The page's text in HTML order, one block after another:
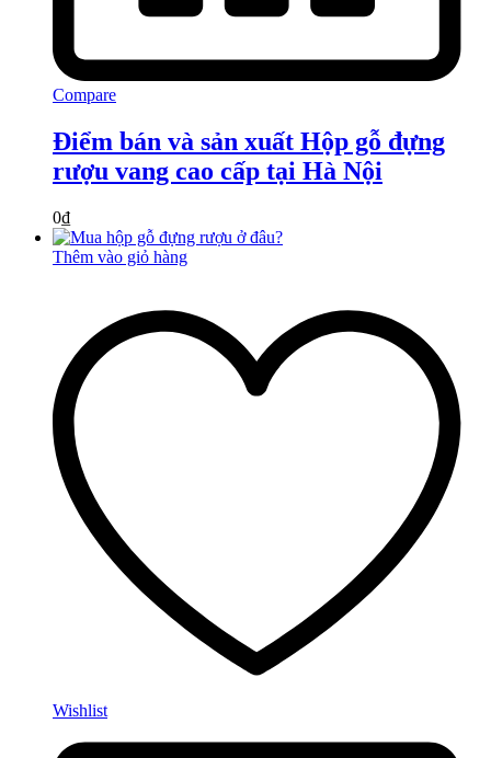
Compare
Điểm bán và sản xuất Hộp gỗ đựng
rượu vang cao cấp tại Hà Nội
0₫
Thêm vào giỏ hàng
Wishlist